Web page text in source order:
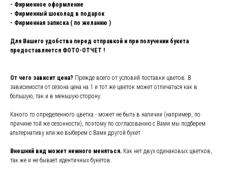
- Фирменное оформление
- Фирменный шоколад в подарок
- Фирменная записка ( по желанию )
Для Вашего удобства перед отправкой и при получении букета
предоставляется ФОТО-ОТЧЕТ !
От чего зависит цена? Прежде всего от условий поставки цветов. В
зависимости от сезона цена на 1 и тот же цветок может отличаться как в
большую, так и в меньшую сторону.
Какого то определенного цветка - может не быть в наличии (например, по
причине той же сезонности), поэтому по согласованию с Вами мы подберем
альтернативу или же выберем с Вами другой букет.
Внешний вид может немного меняться. Как нет двух одинаковых цветков,
так же и не бывает идентичных букетов.